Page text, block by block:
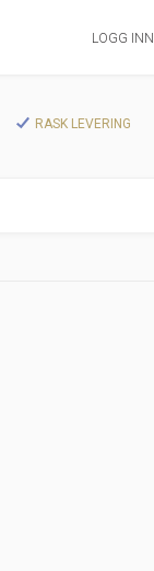
LOGG INN
RASK LEVERING